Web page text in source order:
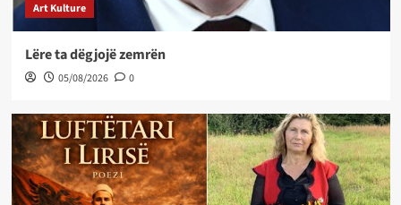
Art Kulture
Lëre ta dëgjojë zemrën
05/08/2026 0